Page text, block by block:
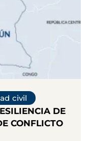
civil
DE
CONFLICTO